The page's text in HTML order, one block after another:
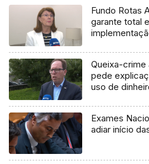
Fundo Rotas
garante total
Queixa-crime
pede
uso de
Exames
adiar início